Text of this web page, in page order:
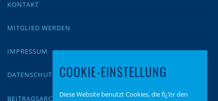
KONTAKT
MITGLIED WERDEN
IMPRESSUM
DATENSCHUTZ
BEITRAGSARCHIV
COOKIE-EINSTELLUNG
Diese Website benutzt Cookies, die fï¿½r den